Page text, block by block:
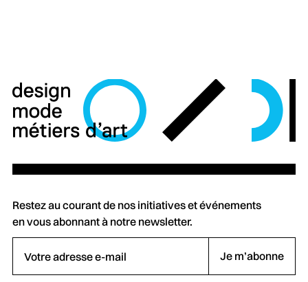
Restez au courant de nos initiatives et événements
en vous abonnant à notre newsletter.
Je m’abonne